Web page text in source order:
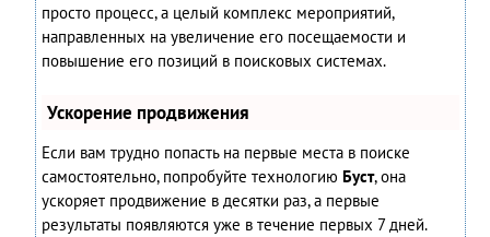
просто процесс, а целый комплекс мероприятий,
направленных на увеличение его посещаемости и
повышение его позиций в поисковых системах.
Ускорение продвижения
Если вам трудно попасть на первые места в поиске
самостоятельно, попробуйте технологиюБуст, она
ускоряет продвижение в десятки раз, а первые
результаты появляются уже в течение первых 7 дней.